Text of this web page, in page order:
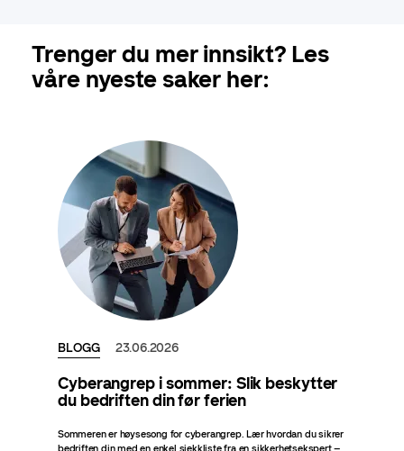
Trenger du mer innsikt? Les
våre nyeste saker her:
BLOGG 23.06.2026
Cyberangrep i sommer: Slik beskytter
du bedriften din før ferien
Sommeren er høysesong for cyberangrep. Lær hvordan du sikrer